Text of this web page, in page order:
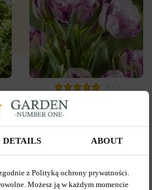
1
Tulipan
Pełny+Wielokwiatowy
Peggy Wonder
Wysyłamy od 5 września
Ilość w paczce
DETAILS ABOUT
z Polityką ochrony prywatności.
Możesz ją w każdym momencie